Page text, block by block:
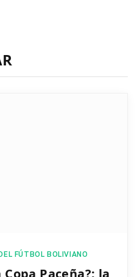
FÚTBOL BOLIVIANO
Paceña?: la